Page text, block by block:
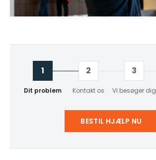
1
Dit problem
2
Kontakt os
3
Vi besøger dig
BESTIL HJÆLP NU